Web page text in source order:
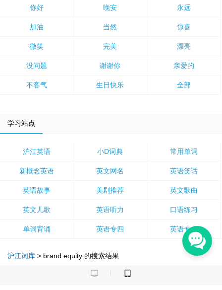
你好 晚安 永远
加油 当然 惊喜
微笑 完美 漂亮
没问题 谢谢你 亲爱的
不客气 生日快乐 全部
学习站点
沪江英语 小D词典 常用单词
新概念英语 英文网名 英语笑话
英语故事 美剧推荐 英文歌曲
英文儿歌 英语听力 口语练习
单词背诵 英语专四 英语专八
沪江词库 > brand equity 的搜索结果